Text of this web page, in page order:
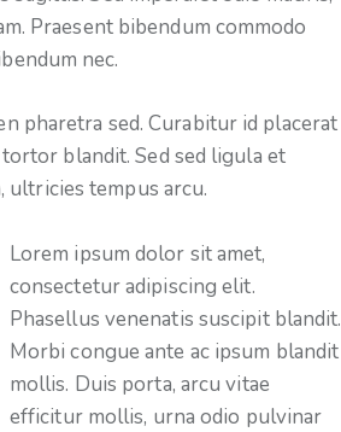
Praesent bibendum commodo
nec.
pharetra sed. Curabitur id placerat
blandit. Sed sed ligula et
ultricies tempus arcu.
Lorem ipsum dolor sit amet,
consectetur adipiscing elit.
Phasellus venenatis suscipit blandit.
Morbi congue ante ac ipsum blandit
mollis. Duis porta, arcu vitae
efficitur mollis, urna odio pulvinar